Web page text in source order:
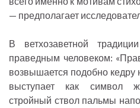
— предполагает
В ветхозаветной
праведным человеком:
возвышается подобно кедру
выступает как символ
стройный ствол пальмы